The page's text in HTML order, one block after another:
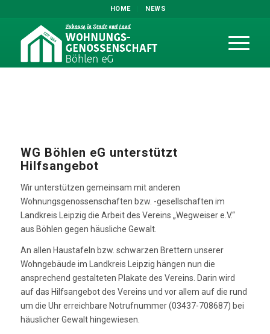
HOME NEWS
WG Böhlen eG unterstützt
Hilfsangebot
Wir unterstützen gemeinsam mit anderen
Wohnungsgenossenschaften bzw. -gesellschaften im
Landkreis Leipzig die Arbeit des Vereins „Wegweiser e.V.“
aus Böhlen gegen häusliche Gewalt.
An allen Haustafeln bzw. schwarzen Brettern unserer
Wohngebäude im Landkreis Leipzig hängen nun die
ansprechend gestalteten Plakate des Vereins. Darin wird
auf das Hilfsangebot des Vereins und vor allem auf die rund
um die Uhr erreichbare Notrufnummer (03437-708687) bei
häuslicher Gewalt hingewiesen.